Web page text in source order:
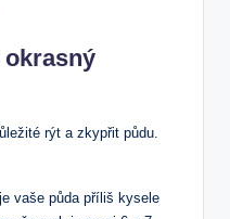
rýt⁤ a zkypřit půdu.
vaše půda příliš⁣ kysele